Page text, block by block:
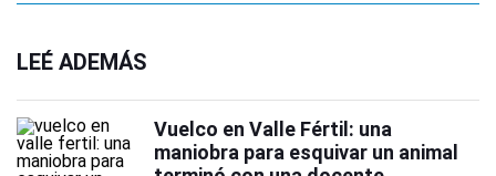
LEÉ ADEMÁS
Vuelco en Valle Fértil: una
maniobra para esquivar un animal